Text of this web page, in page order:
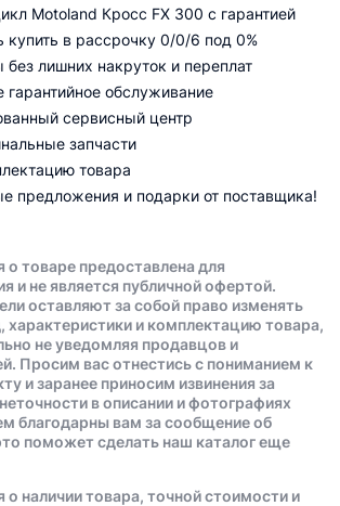
Motoland Кросс FX 300 с гарантией
купить в рассрочку 0/0/6 под 0%
лишних накруток и переплат
обслуживание
сервисный центр
запчасти
товара
предложения и подарки от поставщика!
товаре предоставлена для
и не является публичной офертой.
оставляют за собой право изменять
характеристики и комплектацию товара,
не уведомляя продавцов и
Просим вас отнестись с пониманием к
и заранее приносим извинения за
в описании и фотографиях
благодарны вам за сообщение об
поможет сделать наш каталог еще
наличии товара, точной стоимости и